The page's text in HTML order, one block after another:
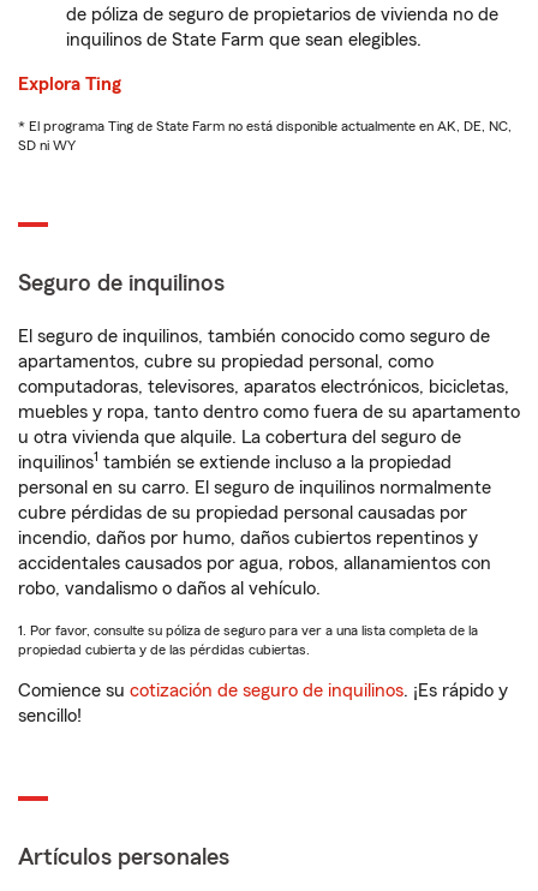
de póliza de seguro de propietarios de vivienda no de
inquilinos de State Farm que sean elegibles.
Explora Ting
* El programa Ting de State Farm no está disponible actualmente en AK, DE, NC,
SD ni WY
Seguro de inquilinos
El seguro de inquilinos, también conocido como seguro de
apartamentos, cubre su propiedad personal, como
computadoras, televisores, aparatos electrónicos, bicicletas,
muebles y ropa, tanto dentro como fuera de su apartamento
u otra vivienda que alquile. La cobertura del seguro de
inquilinos1 también se extiende incluso a la propiedad
personal en su carro. El seguro de inquilinos normalmente
cubre pérdidas de su propiedad personal causadas por
incendio, daños por humo, daños cubiertos repentinos y
accidentales causados por agua, robos, allanamientos con
robo, vandalismo o daños al vehículo.
1. Por favor, consulte su póliza de seguro para ver a una lista completa de la
propiedad cubierta y de las pérdidas cubiertas.
Comience su cotización de seguro de inquilinos. ¡Es rápido y
sencillo!
Artículos personales